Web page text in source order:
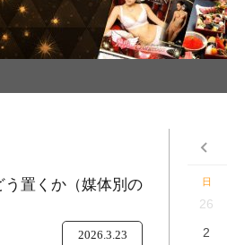
う置くか（媒体別の
2026.3.23
日
26
2